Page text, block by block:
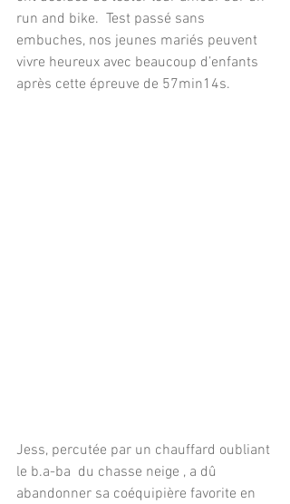
run and bike.  Test passé sans
embuches, nos jeunes mariés peuvent
vivre heureux avec beaucoup d’enfants
après cette épreuve de 57min14s.
Jess, percutée par un chauffard oubliant
le b.a-ba  du chasse neige , a dû
abandonner sa coéquipière favorite en